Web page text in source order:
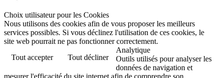
Choix utilisateur pour les Cookies
Nous utilisons des cookies afin de vous proposer les meilleurs
services possibles. Si vous déclinez l'utilisation de ces cookies, le
site web pourrait ne pas fonctionner correctement.
Tout accepter
Tout décliner
Analytique
Outils utilisés pour analyser les
données de navigation et
mesurer l'efficacité du site internet afin de comprendre son